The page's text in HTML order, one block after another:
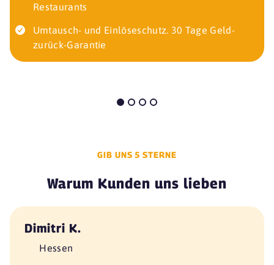
Restaurants
Umtausch- und Einlöseschutz. 30 Tage Geld-
zurück-Garantie
GIB UNS 5 STERNE
Warum Kunden uns lieben
Dimitri K.
Hessen